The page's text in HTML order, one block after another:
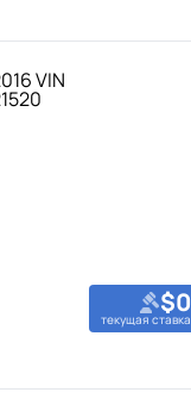
$0
текущая ставка